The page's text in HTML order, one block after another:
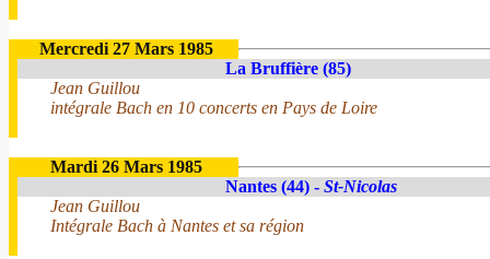
Mercredi 27 Mars 1985
La Bruffière (85)
Jean Guillou
intégrale Bach en 10 concerts en Pays de Loire
Mardi 26 Mars 1985
Nantes (44) - St-Nicolas
Jean Guillou
Intégrale Bach à Nantes et sa région